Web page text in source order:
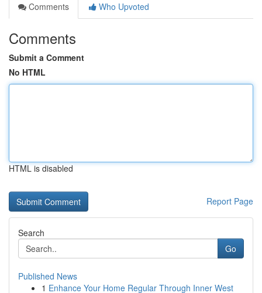
Comments
Who Upvoted
Comments
Submit a Comment
No HTML
HTML is disabled
Report Page
Search
Go
Published News
1 Enhance Your Home Regular Through Inner West